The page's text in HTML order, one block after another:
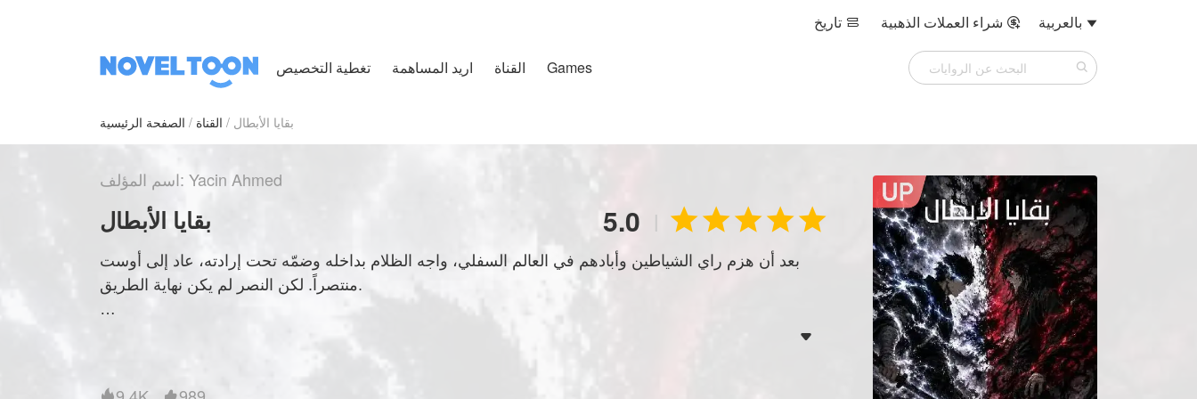
  بالعربية 
القناة اريد المساهمة Games
الصفحة الرئيسية القناة بقايا الأبطال
اسم المؤلف: Yacin Ahmed
بقايا الأبطال 5.0 | 
بعد أن هزم راي الشياطين وأبادهم في العالم السفلي، واجه الظلام بداخله وضمّه تحت إرادته، عاد إلى أوست
منتصراً. لكن النصر لم يكن نهاية الطريق.
بعد عام من السلام، تظهر كيانات قديمة لم يعرفها البشر من قبل: العذراء فييرا، سيدة الحياة، وأخوها زيرو، سيد

 